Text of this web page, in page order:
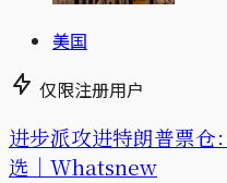
美国
仅限注册用户
进步派攻进特朗普票仓
选｜Whatsnew